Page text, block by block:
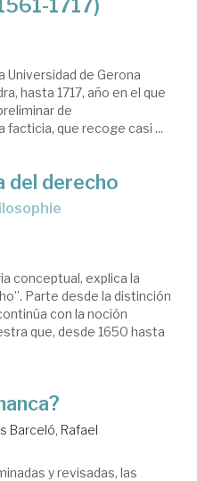
1717)
Universidad de Gerona
hasta 1717, año en el que
de
facticia, que recoge casi ...
del derecho
conceptual, explica la
Parte desde la distinción
con la noción
que, desde 1650 hasta
Barceló, Rafael
y revisadas, las